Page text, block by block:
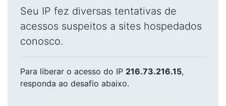
Seu IP fez diversas tentativas de
acessos suspeitos a sites hospedados
conosco.
Para liberar o acesso do IP 216.73.216.15,
responda ao desafio abaixo.